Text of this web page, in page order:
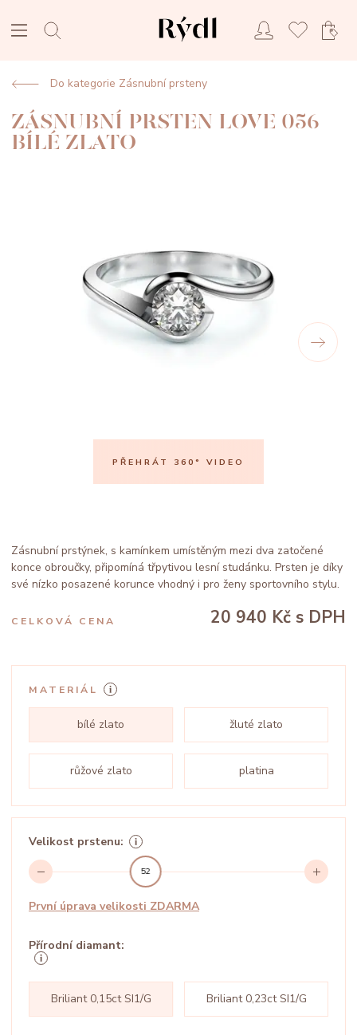
Do kategorie Zásnubní prsteny
ZÁSNUBNÍ PRSTEN LOVE 056
BÍLÉ ZLATO
PŘEHRÁT 360° VIDEO
Zásnubní prstýnek, s kamínkem umístěným mezi dva zatočené
konce obroučky, připomíná třpytivou lesní studánku. Prsten je díky
své nízko posazené korunce vhodný i pro ženy sportovního stylu.
CELKOVÁ CENA 20 940 Kč s DPH
MATERIÁL
bílé zlato žluté zlato
růžové zlato platina
Velikost prstenu:
52
První úprava velikosti ZDARMA
Přírodní diamant:
Briliant 0,15ct SI1/G Briliant 0,23ct SI1/G